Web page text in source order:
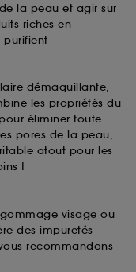
la peau et agir sur
riches en
purifient
démaquillante,
les propriétés du
éliminer toute
pores de la peau,
atout pour les
!
visage ou
des impuretés
recommandons